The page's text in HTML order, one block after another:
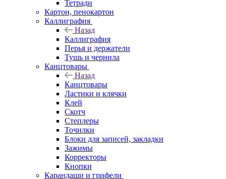
Тетради
Картон, пенокартон
Каллиграфия
Назад
Каллиграфия
Перья и держатели
Тушь и чернила
Канцтовары
Назад
Канцтовары
Ластики и клячки
Клей
Скотч
Степлеры
Точилки
Блоки для записей, закладки
Зажимы
Корректоры
Кнопки
Карандаши и грифели